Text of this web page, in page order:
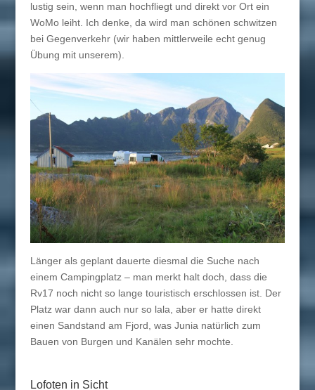
lustig sein, wenn man hochfliegt und direkt vor Ort ein
WoMo leiht. Ich denke, da wird man schönen schwitzen
bei Gegenverkehr (wir haben mittlerweile echt genug
Übung mit unserem).
Länger als geplant dauerte diesmal die Suche nach
einem Campingplatz – man merkt halt doch, dass die
Rv17 noch nicht so lange touristisch erschlossen ist. Der
Platz war dann auch nur so lala, aber er hatte direkt
einen Sandstand am Fjord, was Junia natürlich zum
Bauen von Burgen und Kanälen sehr mochte.
Lofoten in Sicht